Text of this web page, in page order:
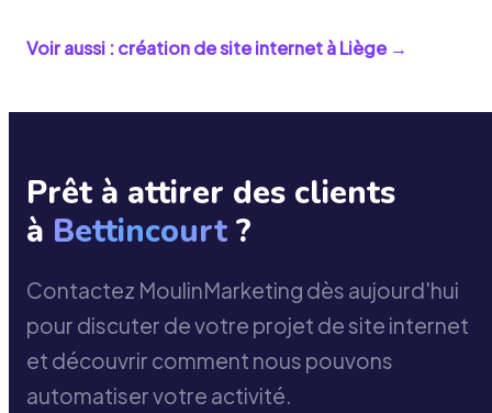
Voir aussi : création de site internet àLiège→
Prêt à attirer des clients
à Bettincourt ?
Contactez MoulinMarketing dès aujourd'hui
pour discuter de votre projet de site internet
et découvrir comment nous pouvons
automatiser votre activité.